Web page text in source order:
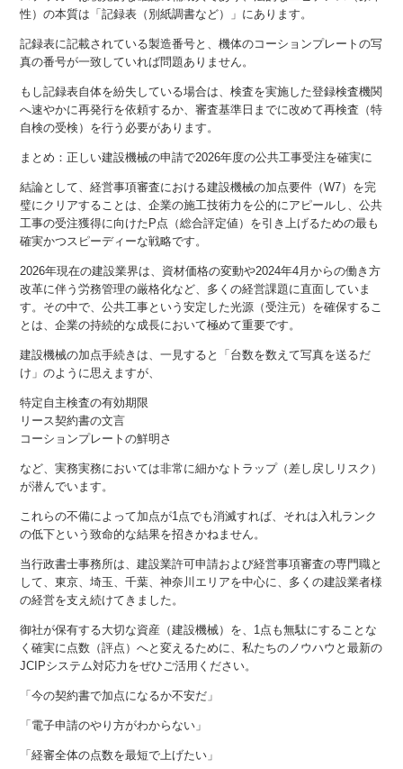
性）の本質は「記録表（別紙調書など）」にあります。
記録表に記載されている製造番号と、機体のコーションプレートの写
真の番号が一致していれば問題ありません。
もし記録表自体を紛失している場合は、検査を実施した登録検査機関
へ速やかに再発行を依頼するか、審査基準日までに改めて再検査（特
自検の受検）を行う必要があります。
まとめ：正しい建設機械の申請で2026年度の公共工事受注を確実に
結論として、経営事項審査における建設機械の加点要件（W7）を完
璧にクリアすることは、企業の施工技術力を公的にアピールし、公共
工事の受注獲得に向けたP点（総合評定値）を引き上げるための最も
確実かつスピーディーな戦略です。
2026年現在の建設業界は、資材価格の変動や2024年4月からの働き方
改革に伴う労務管理の厳格化など、多くの経営課題に直面していま
す。その中で、公共工事という安定した光源（受注元）を確保するこ
とは、企業の持続的な成長において極めて重要です。
建設機械の加点手続きは、一見すると「台数を数えて写真を送るだ
け」のように思えますが、
特定自主検査の有効期限
リース契約書の文言
コーションプレートの鮮明さ
など、実務実務においては非常に細かなトラップ（差し戻しリスク）
が潜んでいます。
これらの不備によって加点が1点でも消滅すれば、それは入札ランク
の低下という致命的な結果を招きかねません。
当行政書士事務所は、建設業許可申請および経営事項審査の専門職と
して、東京、埼玉、千葉、神奈川エリアを中心に、多くの建設業者様
の経営を支え続けてきました。
御社が保有する大切な資産（建設機械）を、1点も無駄にすることな
く確実に点数（評点）へと変えるために、私たちのノウハウと最新の
JCIPシステム対応力をぜひご活用ください。
「今の契約書で加点になるか不安だ」
「電子申請のやり方がわからない」
「経審全体の点数を最短で上げたい」